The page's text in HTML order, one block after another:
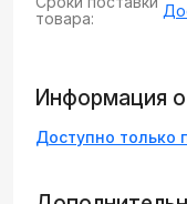
товара:
Информация
Доступно только